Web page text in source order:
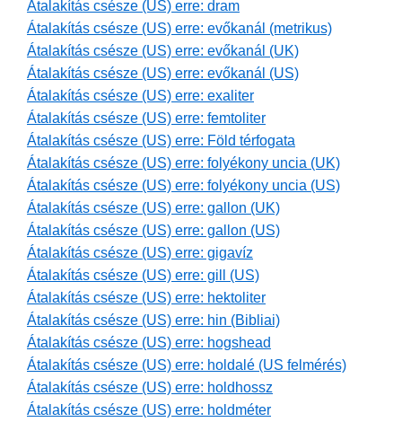
Átalakítás csésze (US) erre: dram
Átalakítás csésze (US) erre: evőkanál (metrikus)
Átalakítás csésze (US) erre: evőkanál (UK)
Átalakítás csésze (US) erre: evőkanál (US)
Átalakítás csésze (US) erre: exaliter
Átalakítás csésze (US) erre: femtoliter
Átalakítás csésze (US) erre: Föld térfogata
Átalakítás csésze (US) erre: folyékony uncia (UK)
Átalakítás csésze (US) erre: folyékony uncia (US)
Átalakítás csésze (US) erre: gallon (UK)
Átalakítás csésze (US) erre: gallon (US)
Átalakítás csésze (US) erre: gigavíz
Átalakítás csésze (US) erre: gill (US)
Átalakítás csésze (US) erre: hektoliter
Átalakítás csésze (US) erre: hin (Bibliai)
Átalakítás csésze (US) erre: hogshead
Átalakítás csésze (US) erre: holdalé (US felmérés)
Átalakítás csésze (US) erre: holdhossz
Átalakítás csésze (US) erre: holdméter